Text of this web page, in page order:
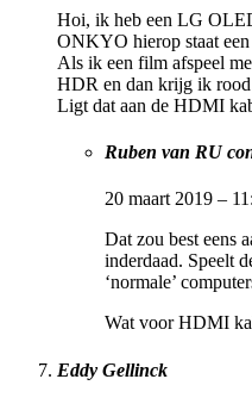
Hoi, ik heb een LG
ONKYO hierop staat een
Als ik een film afspeel
HDR en dan krijg ik rood
Ligt dat aan de HDMI
Ruben van RU
20 maart 2019 –
Dat zou best eens
inderdaad. Speelt
‘normale’
Wat voor HDMI
Eddy Gellinck